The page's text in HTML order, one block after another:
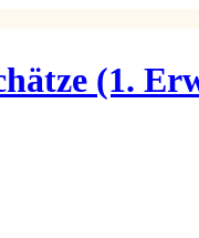
(1.